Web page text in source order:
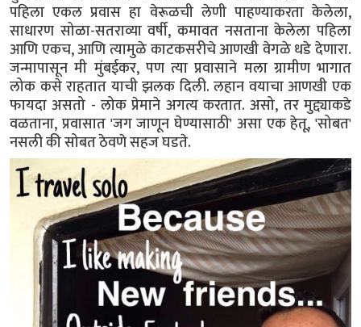
पहिला एकल प्रवास हा वेरूळची लेणी पाहण्याकरता केलेला,
साधारण सोळा-सतराव्या वर्षी, कमावत नसताना केलेला पहिला
आणि एकच, आणि त्यामुळे काटकसरीचे आणखी वेगळे धडे देणारा.
जन्मापासून मी मुंबईकर, पण त्या प्रवासाने मला ग्रामीण भागात
लोक कसे राहतात याची झलक दिली. लहान वयाचा आणखी एक
फायदा असतो - लोक प्रेमाने अगत्य करतात. असो, तर मुद्द्याकडे
वळताना, प्रवासात 'जग जाणून घेण्यासाठी' असा एक हेतू, 'सोबत'
नसली की सोबत ठेवणे सहज घडते.